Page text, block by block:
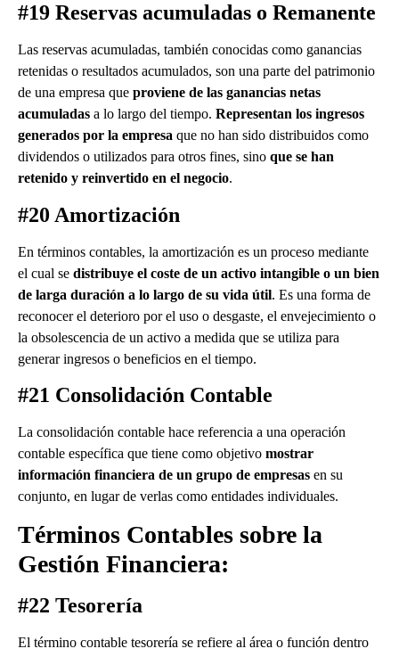
#19 Reservas acumuladas o Remanente
Las reservas acumuladas, también conocidas como ganancias
retenidas o resultados acumulados, son una parte del patrimonio
de una empresa que proviene de las ganancias netas
acumuladas a lo largo del tiempo. Representan los ingresos
generados por la empresa que no han sido distribuidos como
dividendos o utilizados para otros fines, sino que se han
retenido y reinvertido en el negocio.
#20 Amortización
En términos contables, la amortización es un proceso mediante
el cual se distribuye el coste de un activo intangible o un bien
de larga duración a lo largo de su vida útil. Es una forma de
reconocer el deterioro por el uso o desgaste, el envejecimiento o
la obsolescencia de un activo a medida que se utiliza para
generar ingresos o beneficios en el tiempo.
#21 Consolidación Contable
La consolidación contable hace referencia a una operación
contable específica que tiene como objetivo mostrar
información financiera de un grupo de empresas en su
conjunto, en lugar de verlas como entidades individuales.
Términos Contables sobre la
Gestión Financiera:
#22 Tesorería
El término contable tesorería se refiere al área o función dentro